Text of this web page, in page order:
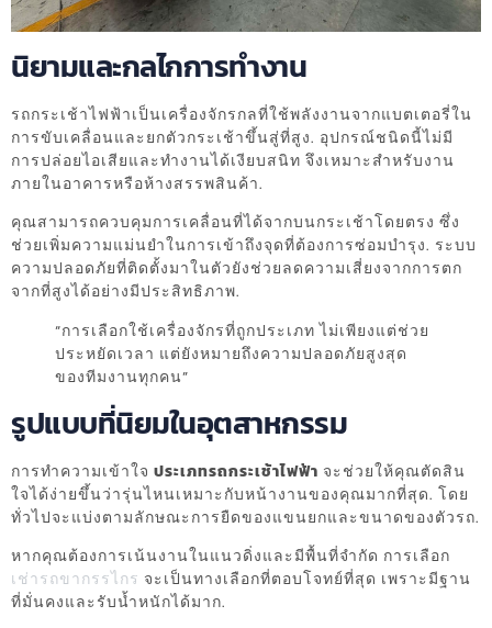
นิยามและกลไกการทำงาน
รถกระเช้าไฟฟ้าเป็นเครื่องจักรกลที่ใช้พลังงานจากแบตเตอรี่ใน
การขับเคลื่อนและยกตัวกระเช้าขึ้นสู่ที่สูง. อุปกรณ์ชนิดนี้ไม่มี
การปล่อยไอเสียและทำงานได้เงียบสนิท จึงเหมาะสำหรับงาน
ภายในอาคารหรือห้างสรรพสินค้า.
คุณสามารถควบคุมการเคลื่อนที่ได้จากบนกระเช้าโดยตรง ซึ่ง
ช่วยเพิ่มความแม่นยำในการเข้าถึงจุดที่ต้องการซ่อมบำรุง. ระบบ
ความปลอดภัยที่ติดตั้งมาในตัวยังช่วยลดความเสี่ยงจากการตก
จากที่สูงได้อย่างมีประสิทธิภาพ.
“การเลือกใช้เครื่องจักรที่ถูกประเภท ไม่เพียงแต่ช่วย
ประหยัดเวลา แต่ยังหมายถึงความปลอดภัยสูงสุด
ของทีมงานทุกคน”
รูปแบบที่นิยมในอุตสาหกรรม
การทำความเข้าใจ ประเภทรถกระเช้าไฟฟ้า จะช่วยให้คุณตัดสิน
ใจได้ง่ายขึ้นว่ารุ่นไหนเหมาะกับหน้างานของคุณมากที่สุด. โดย
ทั่วไปจะแบ่งตามลักษณะการยืดของแขนยกและขนาดของตัวรถ.
หากคุณต้องการเน้นงานในแนวดิ่งและมีพื้นที่จำกัด การเลือก
เช่ารถขากรรไกร จะเป็นทางเลือกที่ตอบโจทย์ที่สุด เพราะมีฐาน
ที่มั่นคงและรับน้ำหนักได้มาก.